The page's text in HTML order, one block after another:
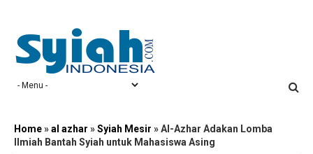
Home»al azhar »Syiah Mesir »Al-Azhar Adakan Lomba
Ilmiah Bantah Syiah untuk Mahasiswa Asing